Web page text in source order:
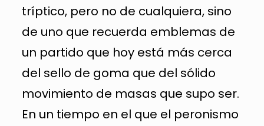
tríptico, pero no de cualquiera, sino
de uno que recuerda emblemas de
un partido que hoy está más cerca
del sello de goma que del sólido
movimiento de masas que supo ser.
En un tiempo en el que el peronismo